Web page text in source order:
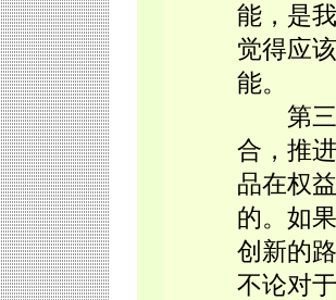
能，是
觉得应
能。
第三
合，推
品在权
的。如
创新的
不论对